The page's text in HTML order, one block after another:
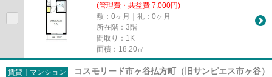
(管理費・共益費 7,000円)
敷：0ヶ月｜礼：0ヶ月
所在階：3階
間取り：1K
面積：18.20㎡
賃貸｜マンション コスモリード市ヶ谷払方町（旧サンピエス市ヶ谷）